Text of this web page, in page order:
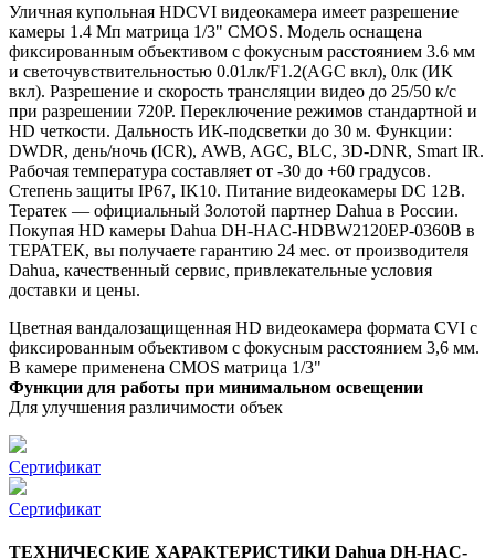
Уличная купольная HDCVI видеокамера имеет разрешение
камеры 1.4 Mп матрица 1/3" CMOS. Модель оснащена
фиксированным объективом с фокусным расстоянием 3.6 мм
и светочувствительностью 0.01лк/F1.2(AGC вкл), 0лк (ИК
вкл). Разрешение и скорость трансляции видео до 25/50 к/с
при разрешении 720P. Переключение режимов стандартной и
HD четкости. Дальность ИК-подсветки до 30 м. Функции:
DWDR, день/ночь (ICR), AWB, AGC, BLC, 3D-DNR, Smart IR.
Рабочая температура составляет от -30 до +60 градусов.
Степень защиты IP67, IK10. Питание видеокамеры DC 12В.
Тератек — официальный Золотой партнер Dahua в России.
Покупая HD камеры Dahua DH-HAC-HDBW2120EP-0360B в
ТЕРАТЕК, вы получаете гарантию 24 мес. от производителя
Dahua, качественный сервис, привлекательные условия
доставки и цены.
Цветная вандалозащищенная HD видеокамера формата CVI с
фиксированным объективом с фокусным расстоянием 3,6 мм.
В камере применена CMOS матрица 1/3"
Функции для работы при минимальном освещении
Для улучшения различимости объек
Сертификат
Сертификат
ТЕХНИЧЕСКИЕ ХАРАКТЕРИСТИКИ Dahua DH-HAC-